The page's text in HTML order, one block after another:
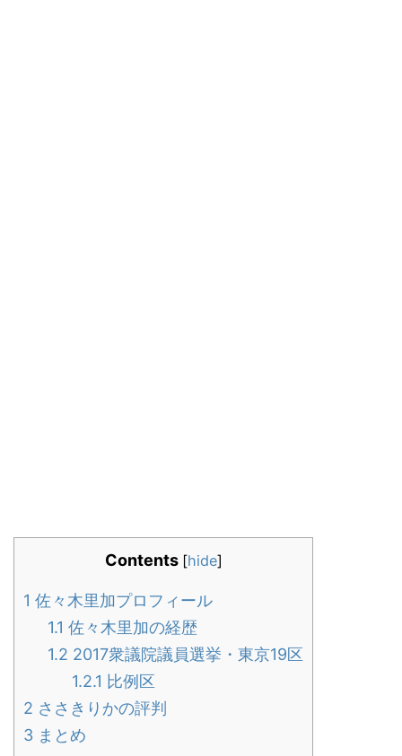
Contents [hide]
1 佐々木里加プロフィール
1.1 佐々木里加の経歴
1.2 2017衆議院議員選挙・東京19区
1.2.1 比例区
2 ささきりかの評判
3 まとめ